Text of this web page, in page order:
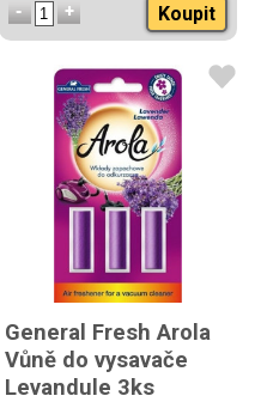
Koupit
General Fresh Arola
Vůně do vysavače
Levandule 3ks